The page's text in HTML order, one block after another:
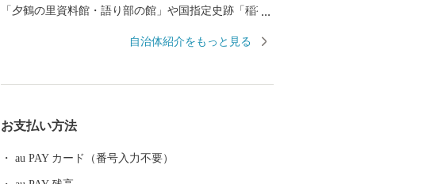
「夕鶴の里資料館・語り部の館」や国指定史跡「稲荷
ポーツの中心として知られる「南陽スカイパーク」や
のある暮しを目指して、みなさんが住んでいて良かっ
たと思うまちづくりを進めています。
自治体紹介をもっと見る
お支払い方法
au PAY カード（番号入力不要）